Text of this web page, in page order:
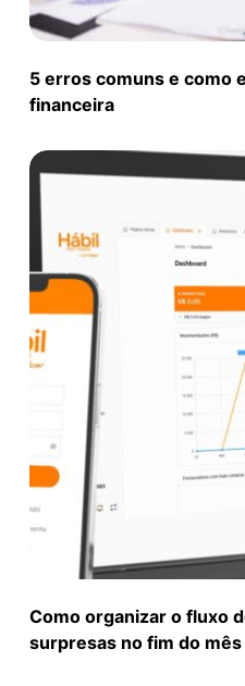
5 erros comuns e como
financeira
Como organizar o fluxo
surpresas no fim do mês